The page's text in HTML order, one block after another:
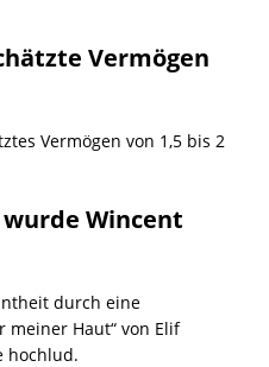
Vermögen
Vermögen von 1,5 bis 2
Wincent
durch eine
meiner Haut“ von Elif
hochlud.